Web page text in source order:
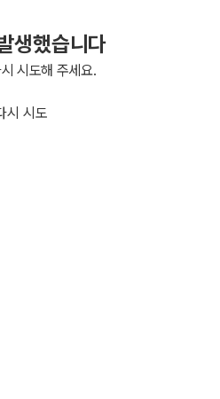
생했습니다
시도해 주세요.
시 시도